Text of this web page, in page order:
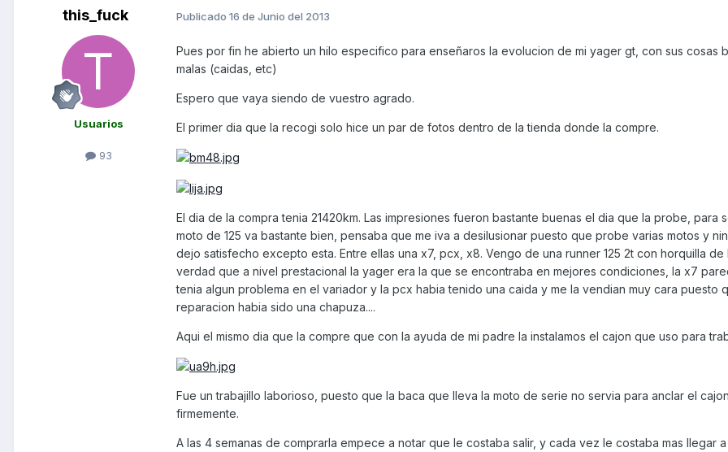
this_fuck
Usuarios
93
Publicado 16 de Junio del 2013
Pues por fin he abierto un hilo especifico para enseñaros la evolucion de mi yager gt, con sus cosas
malas (caidas, etc)
Espero que vaya siendo de vuestro agrado.
El primer dia que la recogi solo hice un par de fotos dentro de la tienda donde la compre.
El dia de la compra tenia 21420km. Las impresiones fueron bastante buenas el dia que la probe, para
moto de 125 va bastante bien, pensaba que me iva a desilusionar puesto que probe varias motos y
dejo satisfecho excepto esta. Entre ellas una x7, pcx, x8. Vengo de una runner 125 2t con horquilla de
verdad que a nivel prestacional la yager era la que se encontraba en mejores condiciones, la x7
tenia algun problema en el variador y la pcx habia tenido una caida y me la vendian muy cara puesto
reparacion habia sido una chapuza....
Aqui el mismo dia que la compre que con la ayuda de mi padre la instalamos el cajon que uso para
Fue un trabajillo laborioso, puesto que la baca que lleva la moto de serie no servia para anclar el cajon
firmemente.
A las 4 semanas de comprarla empece a notar que le costaba salir, y cada vez le costaba mas llegar a